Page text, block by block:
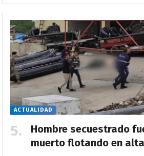
ACTUALIDAD
Hombre secuestrado
muerto flotando en